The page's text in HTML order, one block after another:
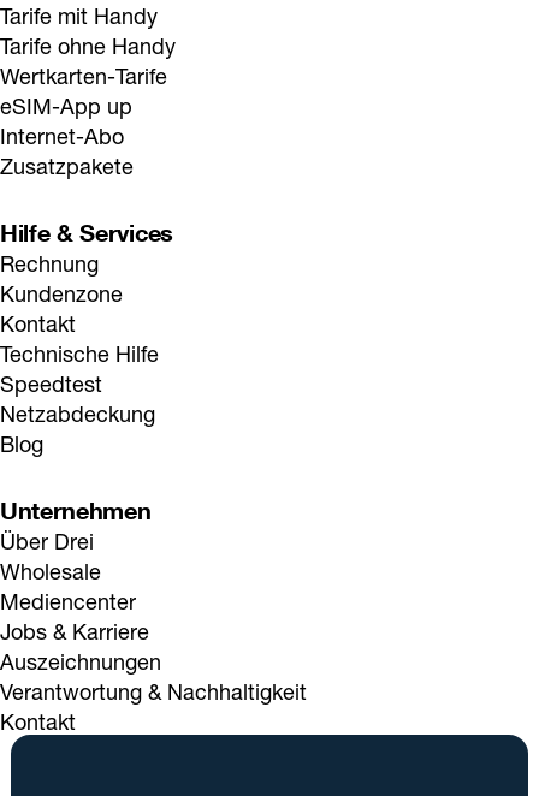
Tarife mit Handy
Tarife ohne Handy
Wertkarten-Tarife
eSIM-App up
Internet-Abo
Zusatzpakete
Hilfe & Services
Rechnung
Kundenzone
Kontakt
Technische Hilfe
Speedtest
Netzabdeckung
Blog
Unternehmen
Über Drei
Wholesale
Mediencenter
Jobs & Karriere
Auszeichnungen
Verantwortung & Nachhaltigkeit
Kontakt